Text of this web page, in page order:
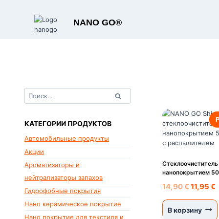
содержимому
NANO GO®
Стеклоочиститель
нанопокрытием
14,90€
цена
11,95€
В корзину
Найти:
КАТЕГОРИИ ПРОДУКТОВ
Автомобильные продукты
Акции
Ароматизаторы и
нейтрализаторы запахов
Гидрофобные покрытия
Нано керамическое покрытие
Нано покрытие для текстиля и